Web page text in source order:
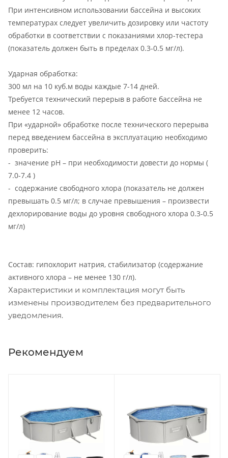
При интенсивном использовании бассейна и высоких
температурах следует увеличить дозировку или частоту
обработки в соответствии с показаниями хлор-тестера
(показатель должен быть в пределах 0.3-0.5 мг/л).
Ударная обработка:
300 мл на 10 куб.м воды каждые 7-14 дней.
Требуется технический перерыв в работе бассейна не
менее 12 часов.
При «ударной» обработке после технического перерыва
перед введением бассейна в эксплуатацию необходимо
проверить:
- значение рН – при необходимости довести до нормы (
7.0-7.4 )
- содержание свободного хлора (показатель не должен
превышать 0.5 мг/л; в случае превышения – произвести
дехлорирование воды до уровня свободного хлора 0.3-0.5
мг/л)
Состав: гипохлорит натрия, стабилизатор (содержание
активного хлора – не менее 130 г/л).
Характеристики и комплектация могут быть
изменены производителем без предварительного
уведомления.
Рекомендуем